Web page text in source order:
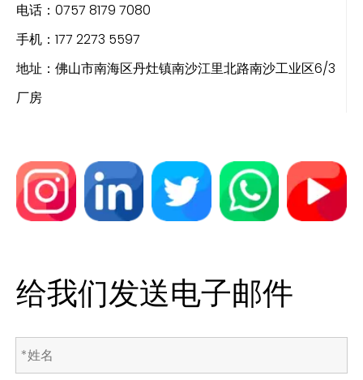
电话：0757 8179 7080
手机：177 2273 5597
地址：佛山市南海区丹灶镇南沙江里北路南沙工业区6/3
厂房
给我们发送电子邮件